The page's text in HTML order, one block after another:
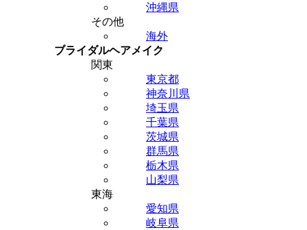
沖縄県
その他
海外
ブライダルヘアメイク
関東
東京都
神奈川県
埼玉県
千葉県
茨城県
群馬県
栃木県
山梨県
東海
愛知県
岐阜県